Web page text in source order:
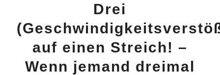
Drei
auf einen Streich! –
Wenn jemand dreimal